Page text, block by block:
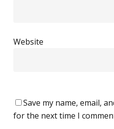
Website
Save my name, email,
for the next time I